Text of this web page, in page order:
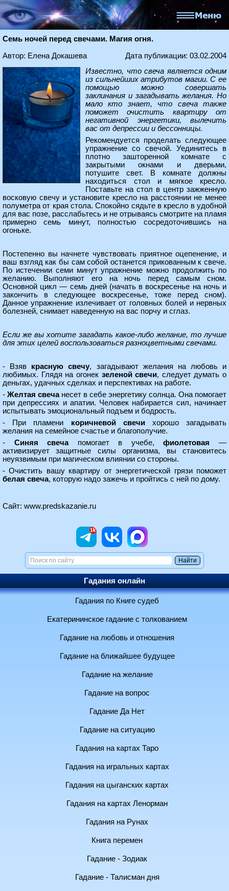
Семь ночей перед свечами. Магия огня.
Автор: Елена Докашева
Дата публикации: 03.02.2004
Известно, что свеча является одним
из сильнейших атрибутов магии. С ее
помощью можно совершать
заклинания и загадывать желания. Но
мало кто знает, что свеча также
поможет очистить квартиру от
негативной энергетики, вылечить
вас от депрессии и бессонницы.
Рекомендуется проделать следующее
упражнение со свечой. Уединитесь в
плотно зашторенной комнате с
закрытыми окнами и дверьми,
потушите свет. В комнате должны
находиться стол и мягкое кресло.
Поставьте на стол в центр зажженную
восковую свечу и установите кресло на расстоянии не менее
полуметра от края стола. Спокойно сядьте в кресло в удобной
для вас позе, расслабьтесь и не отрываясь смотрите на пламя
примерно семь минут, полностью сосредоточившись на
огоньке.
Постепенно вы начнете чувствовать приятное оцепенение, и
ваш взгляд как бы сам собой останется прикованным к свече.
По истечении семи минут упражнение можно продолжить по
желанию. Выполняют его на ночь перед самым сном.
Основной цикл — семь дней (начать в воскресенье на ночь и
закончить в следующее воскресенье, тоже перед сном).
Данное упражнение излечивает от головных болей и нервных
болезней, снимает наведенную на вас порчу и сглаз.
Если же вы хотите загадать какое-либо желание, то лучше
для этих целей воспользоваться разноцветными свечами.
- Взяв красную свечу, загадывают желания на любовь и
любимых. Глядя на огонек зеленой свечи, следует думать о
деньгах, удачных сделках и перспективах на работе.
- Желтая свечанесет в себе энергетику солнца. Она помогает
при депрессиях и апатии. Человек набирается сил, начинает
испытывать эмоциональный подъем и бодрость.
- При пламени коричневой свечихорошо загадывать
желания на семейное счастье и благополучие.
- Синяя свеча помогает в учебе,фиолетовая —
активизирует защитные силы организма, вы становитесь
неуязвимым при магическом влиянии со стороны.
- Очистить вашу квартиру от энергетической грязи поможет
белая свеча, которую надо зажечь и пройтись с ней по дому.
Сайт: www.predskazanie.ru
Гадания онлайн
Гадания по Книге судеб
Екатерининское гадание с толкованием
Гадание на любовь и отношения
Гадание на ближайшее будущее
Гадание на желание
Гадание на вопрос
Гадание Да Нет
Гадание на ситуацию
Гадания на картах Таро
Гадания на игральных картах
Гадания на цыганских картах
Гадания на картах Ленорман
Гадания на Рунах
Книга перемен
Гадание - Зодиак
Гадание - Талисман дня